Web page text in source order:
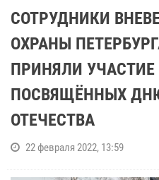
СОТРУДНИКИ
ОХРАНЫ
ПРИНЯЛИ
ПОСВЯЩЁННЫХ
ОТЕЧЕСТВА
22 февраля 2022, 13:59